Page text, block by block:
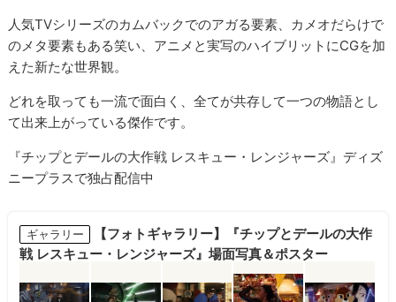
人気TVシリーズのカムバックでのアガる要素、カメオだらけで
のメタ要素もある笑い、アニメと実写のハイブリットにCGを加
えた新たな世界観。
どれを取っても一流で面白く、全てが共存して一つの物語とし
て出来上がっている傑作です。
『チップとデールの大作戦 レスキュー・レンジャーズ』ディズ
ニープラスで独占配信中
ギャラリー
【フォトギャラリー】『チップとデールの大作
戦 レスキュー・レンジャーズ』場面写真＆ポスター